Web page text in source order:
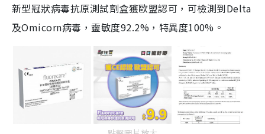
新型冠狀病毒抗原測試劑盒獲歐盟認可，可檢測到Delta
及Omicorn病毒，靈敏度92.2%，特異度100%。